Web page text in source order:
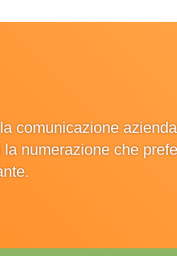
comunicazione
numerazione che